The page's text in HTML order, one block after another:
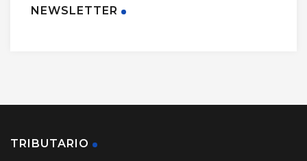
NEWSLETTER
TRIBUTARIO